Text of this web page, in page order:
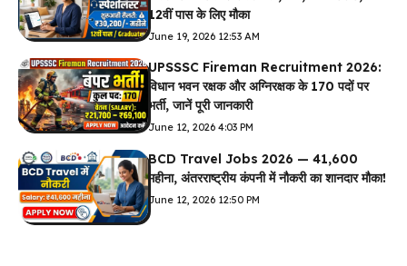
12वीं पास के लिए मौका
June 19, 2026 12:53 AM
UPSSSC Fireman Recruitment 2026:
विधान भवन रक्षक और अग्निरक्षक के 170 पदों पर
भर्ती, जानें पूरी जानकारी
June 12, 2026 4:03 PM
BCD Travel Jobs 2026 — ₹41,600
महीना, अंतरराष्ट्रीय कंपनी में नौकरी का शानदार मौका!
June 12, 2026 12:50 PM